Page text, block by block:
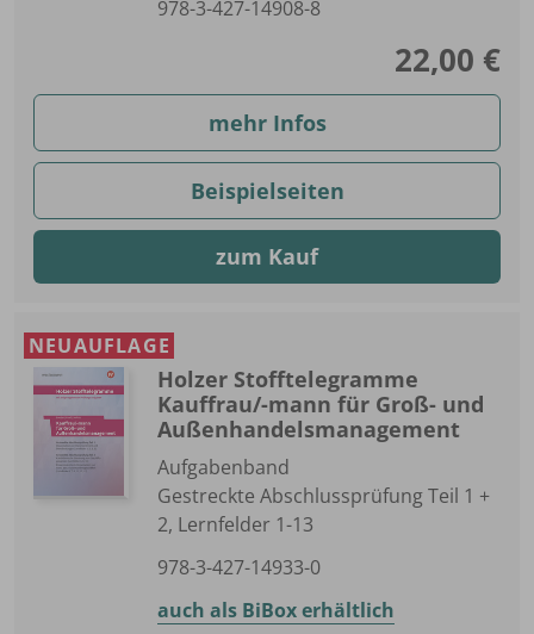
978-3-427-14908-8
22,00 €
mehr Infos
Beispielseiten
zum Kauf
NEUAUFLAGE
Holzer Stofftelegramme
Kauffrau/-mann für Groß- und
Außenhandelsmanagement
Aufgabenband
Gestreckte Abschlussprüfung Teil 1 +
2, Lernfelder 1-13
978-3-427-14933-0
auch als BiBox erhältlich